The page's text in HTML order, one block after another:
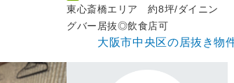
東心斎橋エリア 約8坪/ダイニン
グバー居抜◎飲食店可
大阪市中央区の居抜き物